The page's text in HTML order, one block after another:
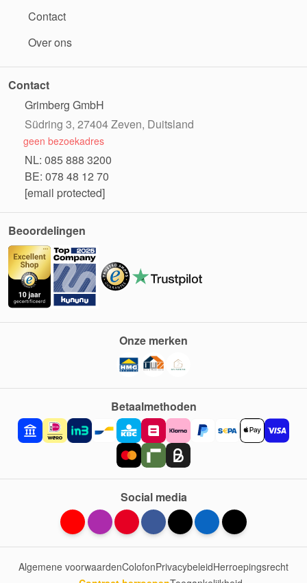
Contact
Over ons
Contact
Grimberg GmbH
Südring 3, 27404 Zeven, Duitsland
geen bezoekadres
NL: 085 888 3200
BE: 078 48 12 70
[email protected]
Beoordelingen
Betaalmethoden
Onze merken
Social media
Algemene voorwaardenColofonPrivacybeleidHerroepingsrecht